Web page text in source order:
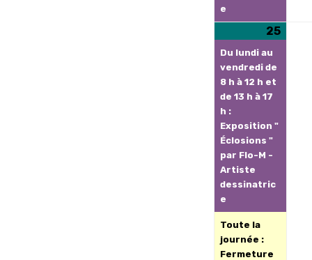
e
25
Du lundi au
vendredi de
8 h à 12 h et
de 13 h à 17
h :
Exposition "
Éclosions "
par Flo-M -
Artiste
dessinatric
e
Toute la
journée :
Fermeture